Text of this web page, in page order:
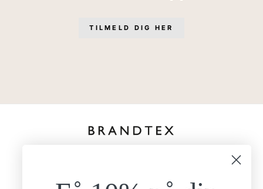
TILMELD DIG HER
Mandag - torsdag